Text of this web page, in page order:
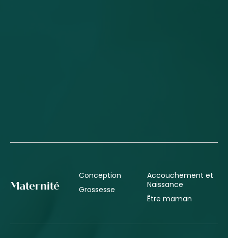
Maternité
Conception
Grossesse
Accouchement et
Naissance
Être maman